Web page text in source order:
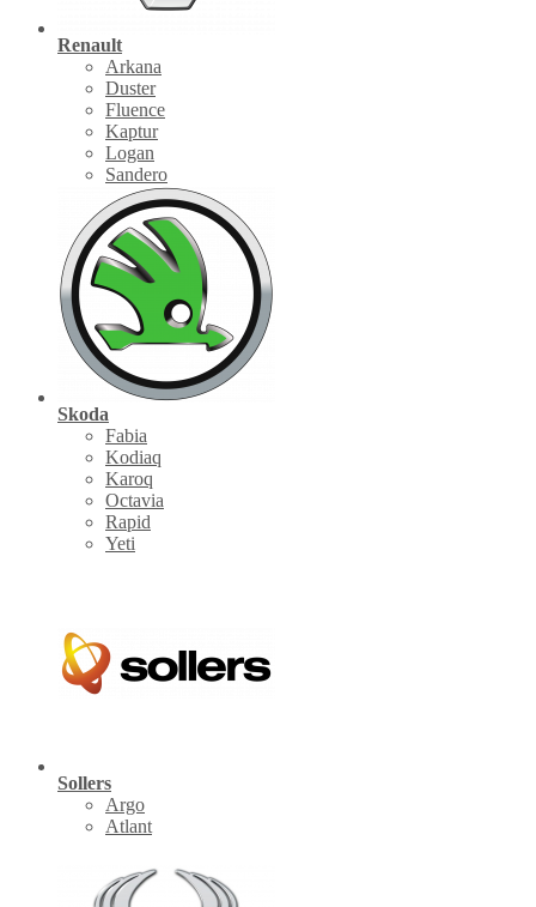
Renault
Arkana
Duster
Fluence
Kaptur
Logan
Sandero
Skoda
Fabia
Kodiaq
Karoq
Octavia
Rapid
Yeti
Sollers
Argo
Atlant